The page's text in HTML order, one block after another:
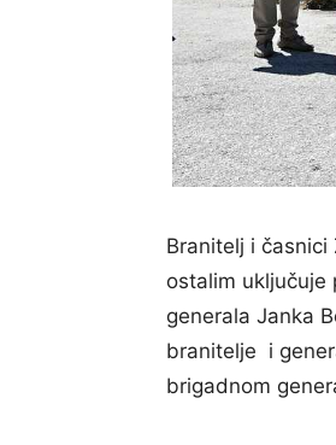
Branitelj i
ostalim uključuje
generala Janka
branitelje i
brigadnom